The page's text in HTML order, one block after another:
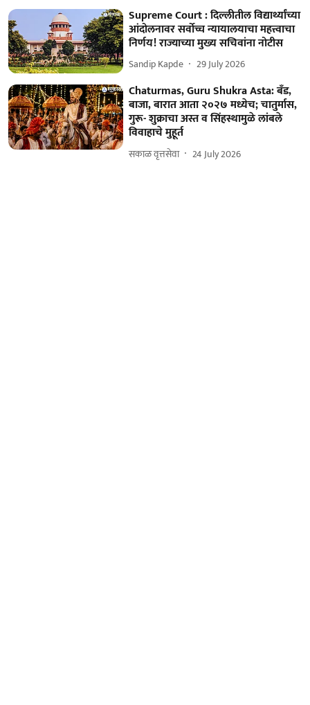
Supreme Court : दिल्लीतील विद्यार्थ्यांच्या
आंदोलनावर सर्वोच्च न्यायालयाचा महत्त्वाचा
निर्णय! राज्याच्या मुख्य सचिवांना नोटीस
Sandip Kapde 29 July 2026
Chaturmas, Guru Shukra Asta: बँड,
बाजा, बारात आता २०२७ मध्येच; चातुर्मास,
गुरू- शुक्राचा अस्त व सिंहस्थामुळे लांबले
विवाहाचे मुहूर्त
सकाळ वृत्तसेवा 24 July 2026